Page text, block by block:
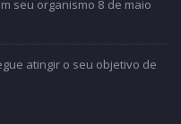
seu organismo 8 de maio
atingir o seu objetivo de